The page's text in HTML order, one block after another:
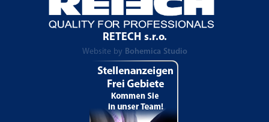
RETECH s.r.o.
Website by Bohemica Studio